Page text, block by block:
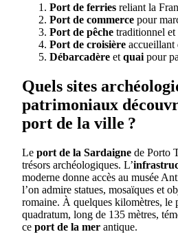
Port de ferries reliant la
Port de commerce pour
Port de pêche traditionnel
Port de croisière accueillant
Débarcadère et quai pour
Quels sites
patrimoniaux
port de la ville ?
Le port de la Sardaigne de Porto
trésors archéologiques. L’
moderne donne accès au musée
l’on admire statues, mosaïques et
romaine. À quelques kilomètres, le
quadratum, long de 135 mètres,
ce port de la mer antique.